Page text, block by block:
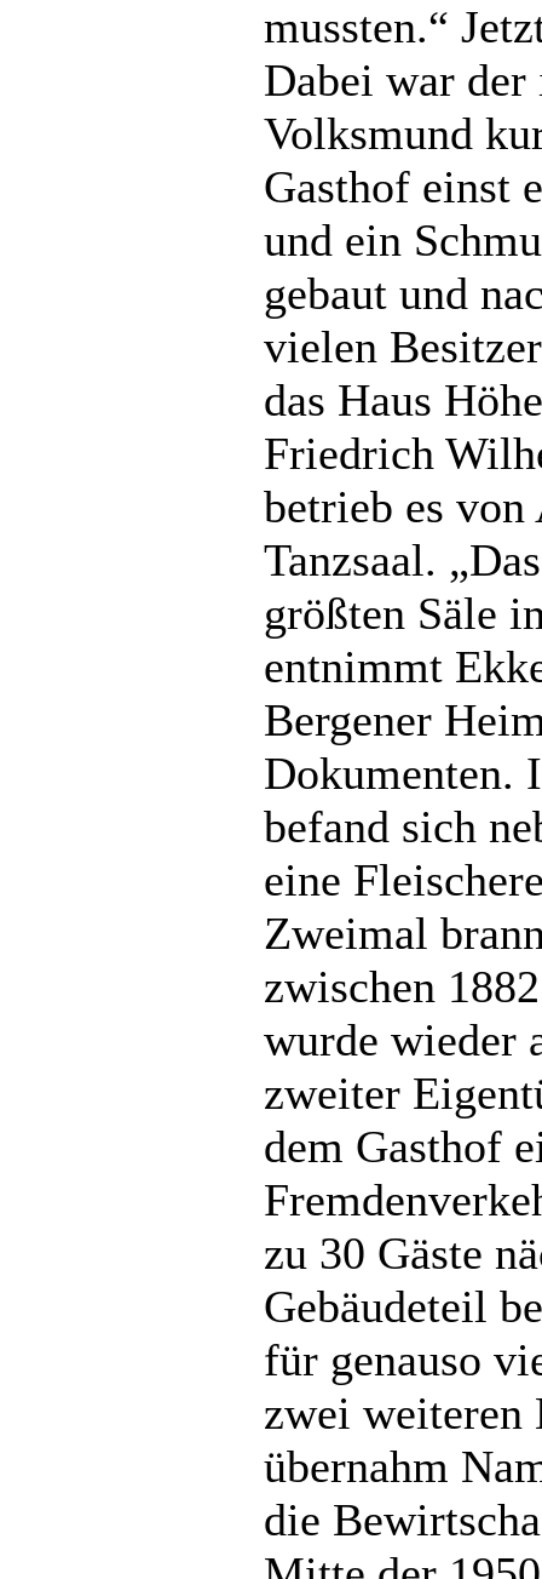
mussten.“
Dabei war
Volksmund
Gasthof einst
und ein
gebaut und
vielen
das Haus
Friedrich
betrieb es
Tanzsaal.
größten Säle
entnimmt
Bergener
Dokumenten.
befand sich
eine
Zweimal
zwischen
wurde wieder
zweiter
dem Gasthof
zu 30 Gäste
Gebäudeteil
für genauso
zwei weiteren
übernahm
die